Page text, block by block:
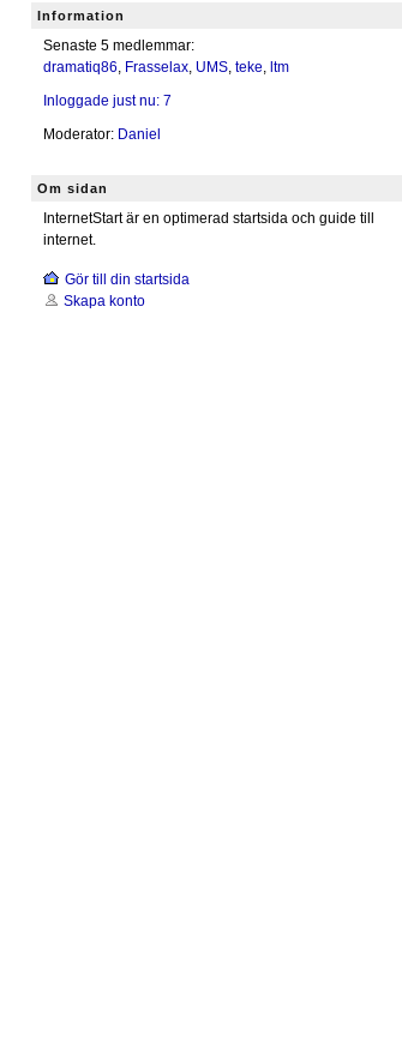
Information
Senaste 5 medlemmar:
dramatiq86, Frasselax, UMS, teke, ltm
Inloggade just nu: 7
Moderator: Daniel
Om sidan
InternetStart är en optimerad startsida och guide till
internet.
Gör till din startsida
Skapa konto